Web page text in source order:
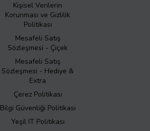
Kişisel Verilerin
Korunması ve Gizlilik
Politikası
Mesafeli Satış
Sözleşmesi - Çiçek
Mesafeli Satış
Sözleşmesi - Hediye &
Extra
Çerez Politikası
Bilgi Güvenliği Politikası
Yeşil IT Politikası